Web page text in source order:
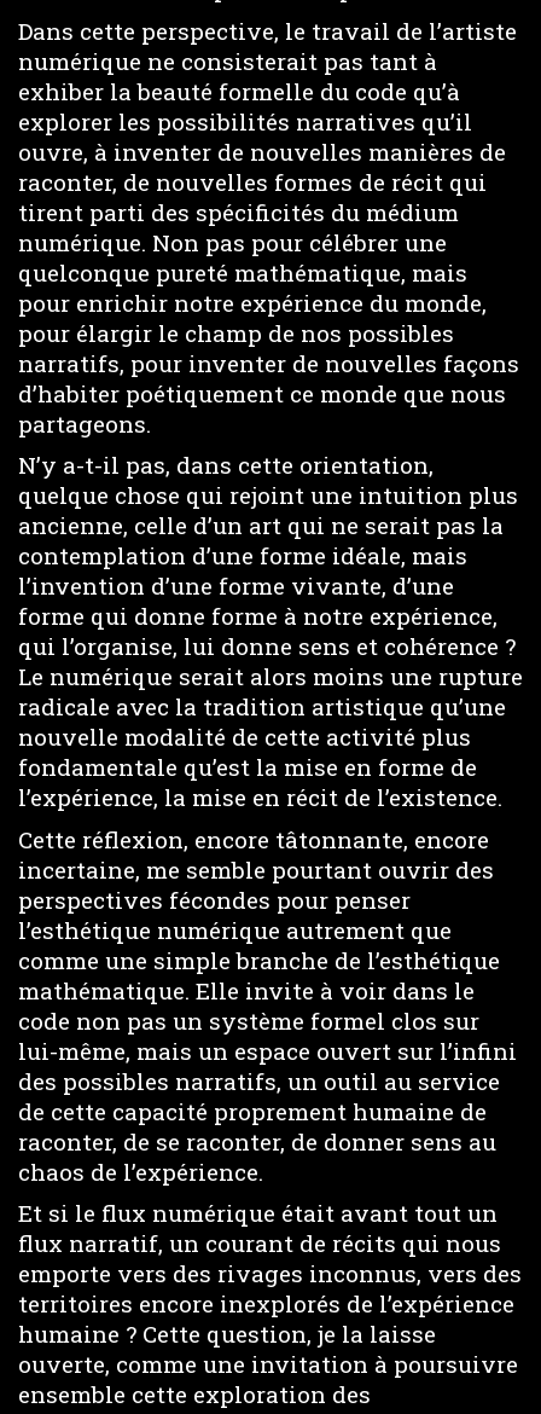
Dans cette perspective, le travail de l’artiste
numérique ne consisterait pas tant à
exhiber la beauté formelle du code qu’à
explorer les possibilités narratives qu’il
ouvre, à inventer de nouvelles manières de
raconter, de nouvelles formes de récit qui
tirent parti des spécificités du médium
numérique. Non pas pour célébrer une
quelconque pureté mathématique, mais
pour enrichir notre expérience du monde,
pour élargir le champ de nos possibles
narratifs, pour inventer de nouvelles façons
d’habiter poétiquement ce monde que nous
partageons.
N’y a-t-il pas, dans cette orientation,
quelque chose qui rejoint une intuition plus
ancienne, celle d’un art qui ne serait pas la
contemplation d’une forme idéale, mais
l’invention d’une forme vivante, d’une
forme qui donne forme à notre expérience,
qui l’organise, lui donne sens et cohérence ?
Le numérique serait alors moins une rupture
radicale avec la tradition artistique qu’une
nouvelle modalité de cette activité plus
fondamentale qu’est la mise en forme de
l’expérience, la mise en récit de l’existence.
Cette réflexion, encore tâtonnante, encore
incertaine, me semble pourtant ouvrir des
perspectives fécondes pour penser
l’esthétique numérique autrement que
comme une simple branche de l’esthétique
mathématique. Elle invite à voir dans le
code non pas un système formel clos sur
lui-même, mais un espace ouvert sur l’infini
des possibles narratifs, un outil au service
de cette capacité proprement humaine de
raconter, de se raconter, de donner sens au
chaos de l’expérience.
Et si le flux numérique était avant tout un
flux narratif, un courant de récits qui nous
emporte vers des rivages inconnus, vers des
territoires encore inexplorés de l’expérience
humaine ? Cette question, je la laisse
ouverte, comme une invitation à poursuivre
ensemble cette exploration des